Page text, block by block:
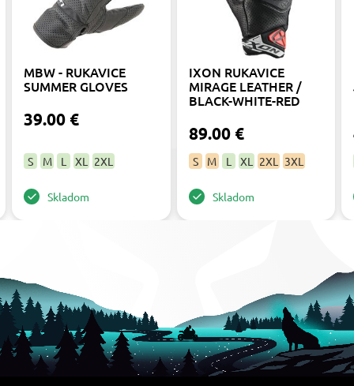
MBW - RUKAVICE
SUMMER GLOVES
39.00 €
S M L XL 2XL
Skladom
IXON RUKAVICE
MIRAGE LEATHER /
BLACK-WHITE-RED
89.00 €
S M L XL 2XL 3XL
Skladom